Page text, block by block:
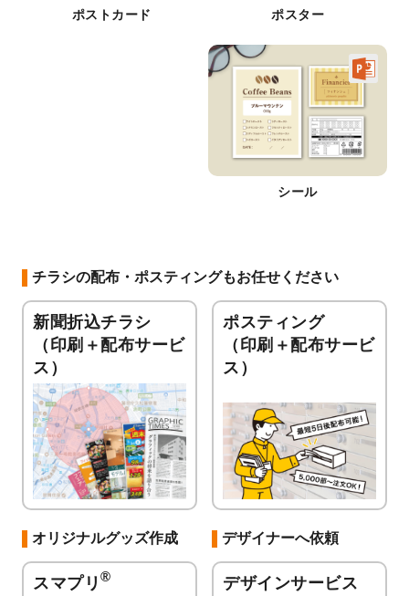
ポストカード ポスター
シール
チラシの配布・ポスティングもお任せください
新聞折込チラシ
（印刷＋配布サービ
ス）
ポスティング
（印刷＋配布サービ
ス）
オリジナルグッズ作成
スマプリ ®
デザイナーへ依頼
デザインサービス